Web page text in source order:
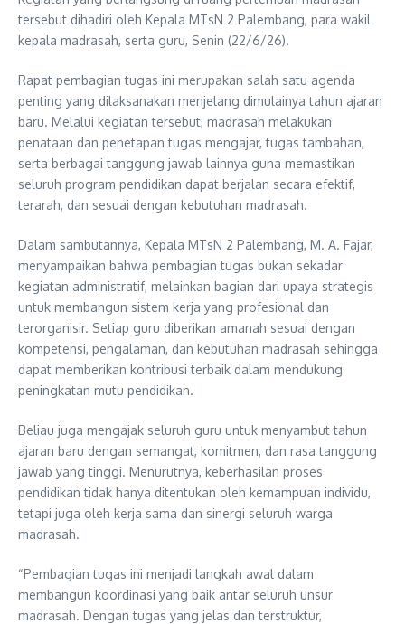
tersebut dihadiri oleh Kepala MTsN 2 Palembang, para wakil
kepala madrasah, serta guru, Senin (22/6/26).
Rapat pembagian tugas ini merupakan salah satu agenda
penting yang dilaksanakan menjelang dimulainya tahun ajaran
baru. Melalui kegiatan tersebut, madrasah melakukan
penataan dan penetapan tugas mengajar, tugas tambahan,
serta berbagai tanggung jawab lainnya guna memastikan
seluruh program pendidikan dapat berjalan secara efektif,
terarah, dan sesuai dengan kebutuhan madrasah.
Dalam sambutannya, Kepala MTsN 2 Palembang, M. A. Fajar,
menyampaikan bahwa pembagian tugas bukan sekadar
kegiatan administratif, melainkan bagian dari upaya strategis
untuk membangun sistem kerja yang profesional dan
terorganisir. Setiap guru diberikan amanah sesuai dengan
kompetensi, pengalaman, dan kebutuhan madrasah sehingga
dapat memberikan kontribusi terbaik dalam mendukung
peningkatan mutu pendidikan.
Beliau juga mengajak seluruh guru untuk menyambut tahun
ajaran baru dengan semangat, komitmen, dan rasa tanggung
jawab yang tinggi. Menurutnya, keberhasilan proses
pendidikan tidak hanya ditentukan oleh kemampuan individu,
tetapi juga oleh kerja sama dan sinergi seluruh warga
madrasah.
“Pembagian tugas ini menjadi langkah awal dalam
membangun koordinasi yang baik antar seluruh unsur
madrasah. Dengan tugas yang jelas dan terstruktur,